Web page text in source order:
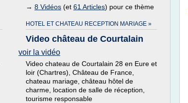
→ 8 Vidéos (et 61 Articles) pour ce thème
HOTEL ET CHATEAU RECEPTION MARIAGE »
Video château de Courtalain
voir la vidéo
Video chateau de Courtalain 28 en Eure et
loir (Chartres), Château de France,
chateau mariage, château hôtel de
charme, location de salle de réception,
tourisme responsable